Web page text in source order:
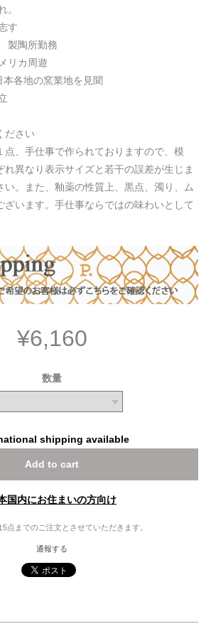
。
す
陶所勤務
リカ周遊
各地の窯業地を見聞
ださい
点、手仕事で作られておりますので、模
れ異なり表示サイズと若干の誤差が生じま
い。また、釉薬の性質上、黒点、濁り、ム
ざいます。手仕事ならではの味わいとして
¥6,160
数量
shipping available
Add to cart
国内にお住まいの方向け
点までのご注文とさせていただきます。
通報する